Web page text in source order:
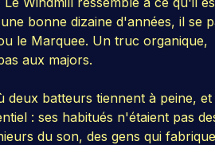
bonne dizaine d'années, il se
le Marquee. Un truc organique,
aux majors.
deux batteurs tiennent à peine,
: ses habitués n'étaient pas
du son, des gens qui